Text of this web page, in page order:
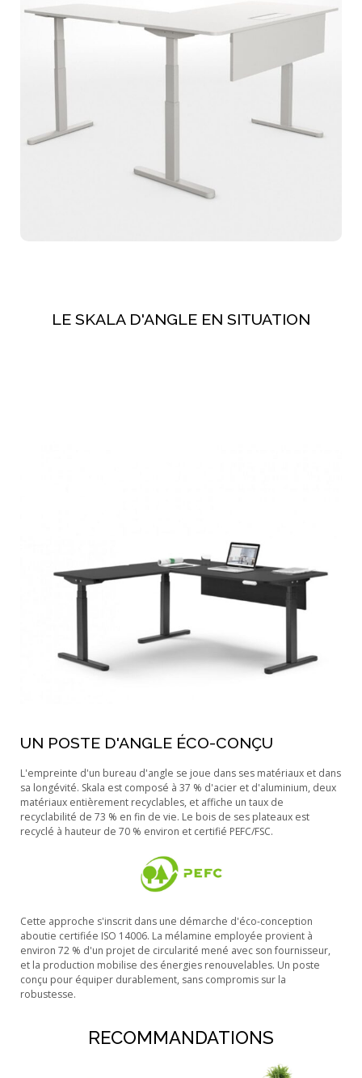
LE SKALA D'ANGLE EN SITUATION
UN POSTE D'ANGLE ÉCO-CONÇU
L'empreinte d'un bureau d'angle se joue dans ses matériaux et dans
sa longévité. Skala est composé à 37 % d'acier et d'aluminium, deux
matériaux entièrement recyclables, et affiche un taux de
recyclabilité de 73 % en fin de vie. Le bois de ses plateaux est
recyclé à hauteur de 70 % environ et certifié PEFC/FSC.
Cette approche s'inscrit dans une démarche d'éco-conception
aboutie certifiée ISO 14006. La mélamine employée provient à
environ 72 % d'un projet de circularité mené avec son fournisseur,
et la production mobilise des énergies renouvelables. Un poste
conçu pour équiper durablement, sans compromis sur la
robustesse.
RECOMMANDATIONS